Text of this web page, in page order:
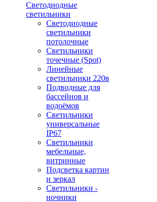
Светодиодные
светильники
Светодиодные
светильники
потолочные
Светильники
точечные (Spot)
Линейные
светильники 220в
Подводные для
бассейнов и
водоёмов
Светильники
универсальные
IP67
Светильники
мебельные,
витринные
Подсветка картин
и зеркал
Светильники -
ночники